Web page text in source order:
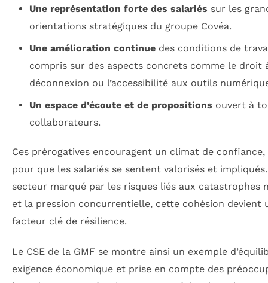
Une représentation forte des salariés sur les
orientations stratégiques du groupe Covéa.
Une amélioration continuedes conditions de
compris sur des aspects concrets comme le droit
déconnexion ou l’accessibilité aux outils
Un espace d’écoute et de propositions ouvert à
collaborateurs.
Ces prérogatives encouragent un climat de confiance,
pour que les salariés se sentent valorisés et
secteur marqué par les risques liés aux catastrophes
et la pression concurrentielle, cette cohésion devient
facteur clé de résilience.
Le CSE de la GMF se montre ainsi un exemple
exigence économique et prise en compte des